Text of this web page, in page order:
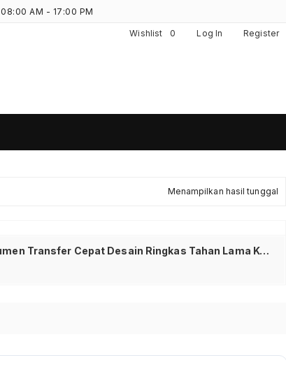
08:00 AM - 17:00 PM
Wishlist 0 Log In Register
Menampilkan hasil tunggal
ROBOT RF508 Flashdisk USB 3.0 8GB Flashdrive High Speed Penyimpanan Data Portable untuk Laptop PC Audio Video Dokumen Transfer Cepat Desain Ringkas Tahan Lama Kompatibel Windows dan Laptop Modern Blue